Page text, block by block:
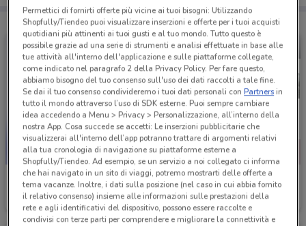
TIM
Scade il 31/12 357 m
Vodafone
Scade il 31/08
Permettici di fornirti offerte più vicine ai tuoi bisogni: Utilizzando
Shopfully/Tiendeo puoi visualizzare inserzioni e offerte per i tuoi acquisti
quotidiani più attinenti ai tuoi gusti e al tuo mondo. Tutto questo è
possibile grazie ad una serie di strumenti e analisi effettuate in base alle
tue attività all'interno dell'applicazione e sulle piattaforme collegate,
come indicato nel paragrafo 2 della Privacy Policy. Per fare questo,
abbiamo bisogno del tuo consenso sull'uso dei dati raccolti a tale fine.
Se dai il tuo consenso condivideremo i tuoi dati personali conPartnersin
tutto il mondo attraverso l’uso di SDK esterne. Puoi sempre cambiare
idea accedendo a Menu > Privacy > Personalizzazione, all’interno della
nostra App. Cosa succede se accetti: Le inserzioni pubblicitarie che
visualizzerai all'interno dell’app potranno trattare di argomenti relativi
alla tua cronologia di navigazione su piattaforme esterne a
Shopfully/Tiendeo. Ad esempio, se un servizio a noi collegato ci informa
che hai navigato in un sito di viaggi, potremo mostrarti delle offerte a
tema vacanze. Inoltre, i dati sulla posizione (nel caso in cui abbia fornito
il relativo consenso) insieme alle informazioni sulle prestazioni della
rete e agli identificativi del dispositivo, possono essere raccolte e
condivisi con terze parti per comprendere e migliorare la connettività e